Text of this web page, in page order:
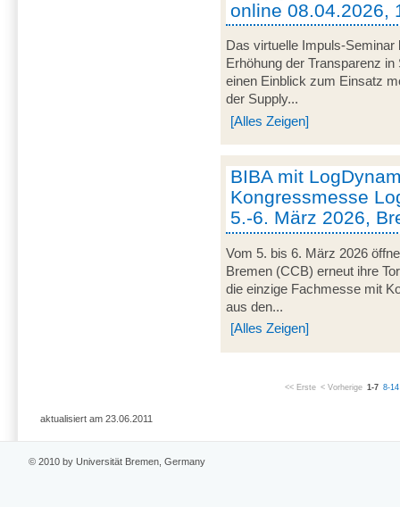
online 08.04.2026,
Das virtuelle Impuls-Seminar
Erhöhung der Transparenz
einen Einblick zum Einsatz
der Supply...
[Alles Zeigen]
BIBA mit
Kongressmesse
5.-6. März 2026,
Vom 5. bis 6. März 2026
Bremen (CCB) erneut ihre
die einzige Fachmesse mit
aus den...
[Alles Zeigen]
<< Erste < Vorherige 1-7 8-14
aktualisiert am 23.06.2011
© 2010 by Universität Bremen, Germany